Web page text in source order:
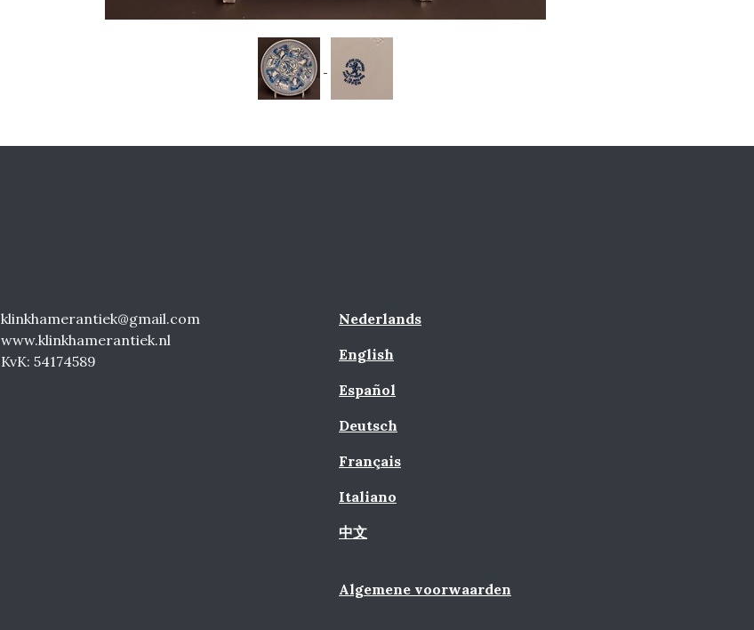
klinkhamerantiek@gmail.com
www.klinkhamerantiek.nl
KvK: 54174589
Nederlands
English
Español
Deutsch
Français
Italiano
中文
Algemene voorwaarden